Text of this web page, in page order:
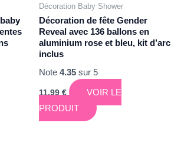
Décoration Baby Shower
Décoration de fête Gender
Reveal avec 136 ballons en
aluminium rose et bleu, kit d’arc
inclus
Note 4.35sur 5
11,99€
VOIR LE
PRODUIT